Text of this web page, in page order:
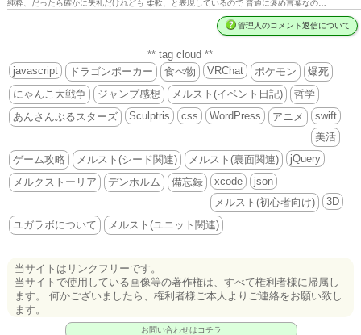
純粋、だったら確かに失礼だけれども 柔軟、と表現しているので 普通に褒め言葉なの…
管理人のコメント返信について
** tag cloud **
javascript
ドラゴンポーカー 食べ物 VRChat ポケモン
爆死
にゃんこ大戦争
ジャンプ感想 メルスト(イベント日記)
哲学
あんさんぶるスターズ
Sculptris css WordPress アニメ
swift
美活
ゲーム攻略
メルスト(シード関連) メルスト(裏面関連)
jQuery
メルクストーリア
デンホルム 備忘録 xcode
json
メルスト(初心者向け)
3D
ユガラボについて
メルスト(ユニット関連)
当サイトはリンクフリーです。
当サイトで使用している画像等の著作権は、すべて権利者様に帰属し
ます。 何かございましたら、権利者様ご本人よりご連絡をお願い致し
ます。
お問い合わせはコチラ